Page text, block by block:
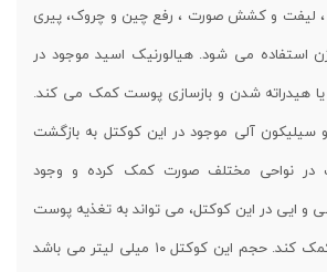
لیفت و کشش صورت ، رفع چین و چروک، پیری
استفاده می شود. هیالورنیک اسید موجود در
یا هیدراته شدن و بازسازی پوست کمک می کند.
سیلیکون آلی موجود در این کوکتل به بازگشت
نواحی مختلف صورت کمک کرده و وجود
و ایی در این کوکتل، می تواند به تغذیه پوست
و در نتیجه احیای آن کمک کند. حجم این کوکتل ۱۰ میلی لیتر می باشد